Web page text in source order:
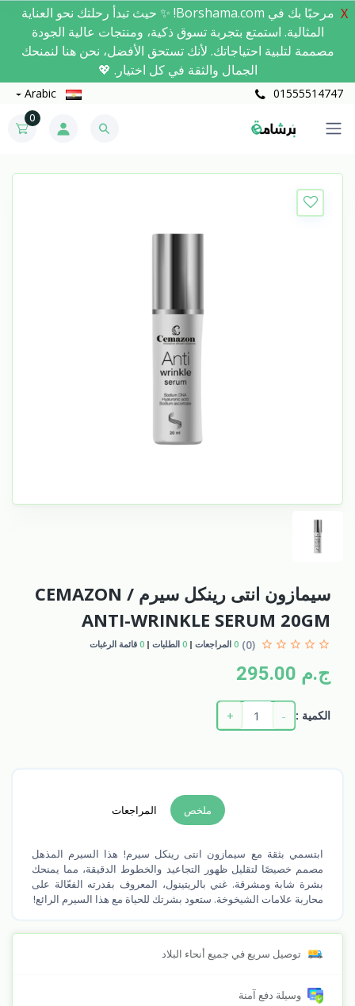
مرحبًا بك في Borshama.com! ✨ حيث تبدأ رحلتك نحو العناية
المثالية. استمتع بتجربة تسوق ذكية، ومنتجات عالية الجودة
مصممة لتلبية احتياجاتك. لأنك تستحق الأفضل، نحن هنا لنمنحك
الجمال والثقة في كل اختيار. 💖
X
01555514747
0
سيمازون انتى رينكل سيرم / CEMAZON
ANTI-WRINKLE SERUM 20GM
(0)
0 المراجعات 0 الطلبات 0 قائمة الرغبات
ج.م 295.00
الكمية : -
+
ملخص المراجعات
ابتسمي بثقة مع سيمازون انتى رينكل سيرم! هذا السيرم المذهل
مصمم خصيصًا لتقليل ظهور التجاعيد والخطوط الدقيقة، مما يمنحك
بشرة شابة ومشرقة. غني بالريتينول، المعروف بقدرته الفعّالة على
محاربة علامات الشيخوخة. ستعود بشرتك للحياة مع هذا السيرم الرائع!
توصيل سريع في جميع أنحاء البلاد
وسيلة دفع آمنة